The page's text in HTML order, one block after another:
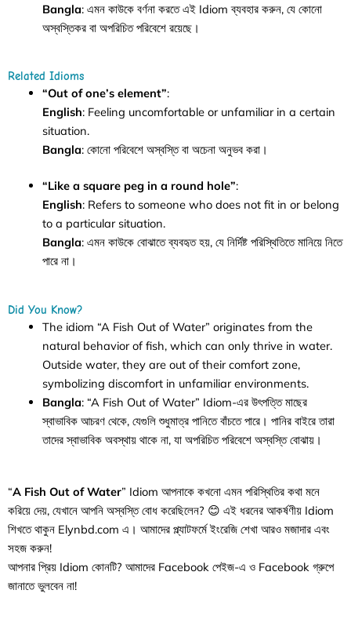
Bangla: এমন কাউকে বর্ণনা করতে এই Idiom ব্যবহার করুন, যে কোনো
অস্বস্তিকর বা অপরিচিত পরিবেশে রয়েছে।
Related Idioms
“Out of one’s element”:
English: Feeling uncomfortable or unfamiliar in a certain
situation.
Bangla: কোনো পরিবেশে অস্বস্তি বা অচেনা অনুভব করা।
“Like a square peg in a round hole”:
English: Refers to someone who does not fit in or belong
to a particular situation.
Bangla: এমন কাউকে বোঝাতে ব্যবহৃত হয়, যে নির্দিষ্ট পরিস্থিতিতে মানিয়ে নিতে
পারে না।
Did You Know?
The idiom “A Fish Out of Water” originates from the
natural behavior of fish, which can only thrive in water.
Outside water, they are out of their comfort zone,
symbolizing discomfort in unfamiliar environments.
Bangla: “A Fish Out of Water” Idiom-এর উৎপত্তি মাছের
স্বাভাবিক আচরণ থেকে, যেগুলি শুধুমাত্র পানিতে বাঁচতে পারে। পানির বাইরে তারা
তাদের স্বাভাবিক অবস্থায় থাকে না, যা অপরিচিত পরিবেশে অস্বস্তি বোঝায়।
“A Fish Out of Water” Idiom আপনাকে কখনো এমন পরিস্থিতির কথা মনে
করিয়ে দেয়, যেখানে আপনি অস্বস্তি বোধ করেছিলেন? 😊 এই ধরনের আকর্ষণীয় Idiom
শিখতে থাকুন Elynbd.com এ। আমাদের প্ল্যাটফর্মে ইংরেজি শেখা আরও মজাদার এবং
সহজ করুন!
আপনার প্রিয় Idiom কোনটি? আমাদের Facebook পেইজ-এ ও Facebook গ্রুপে
জানাতে ভুলবেন না!